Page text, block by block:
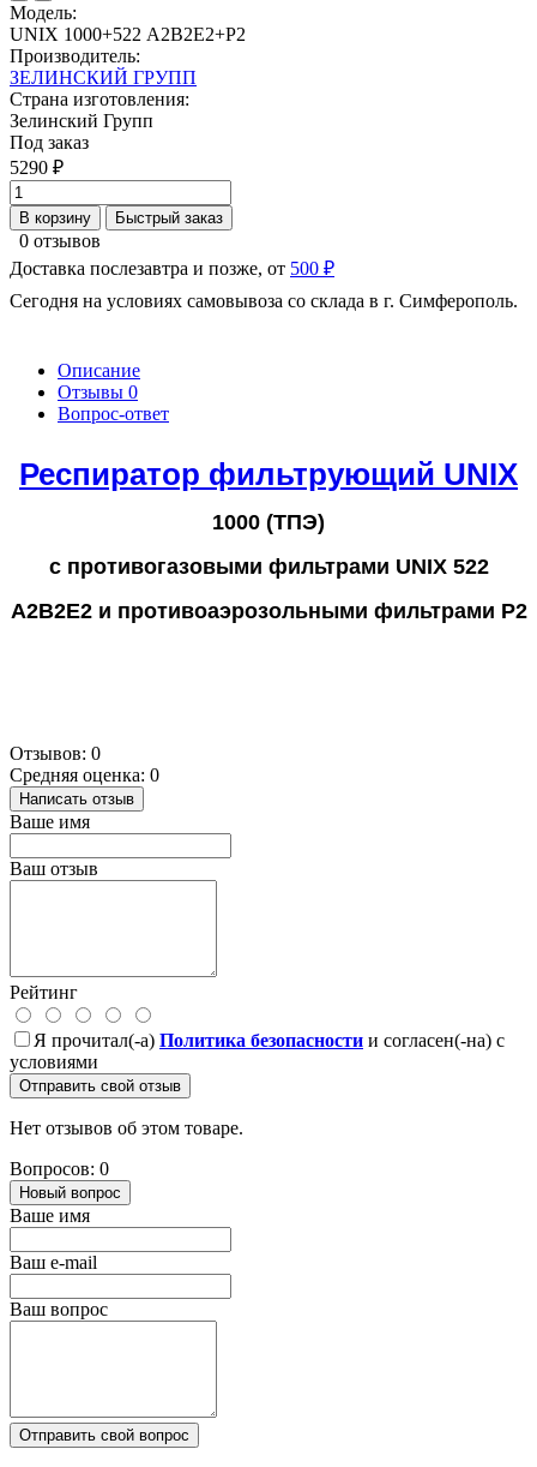
Модель:
UNIX 1000+522 А2В2Е2+P2
Производитель:
ЗЕЛИНСКИЙ ГРУПП
Страна изготовления:
Зелинский Групп
Под заказ
5290 ₽
В корзину Быстрый заказ
0 отзывов
Доставка послезавтра и позже, от 500 ₽
Сегодня на условиях самовывоза со склада в г. Симферополь.
Описание
Отзывы 0
Вопрос-ответ
Респиратор фильтрующий UNIX
1000 (ТПЭ)
с противогазовыми фильтрами UNIX 522
А2В2Е2и противоаэрозольными фильтрами Р2
Отзывов: 0
Средняя оценка: 0
Написать отзыв
Ваше имя
Ваш отзыв
Рейтинг
Я прочитал(-а) Политика безопасности и согласен(-на) с
условиями
Отправить свой отзыв
Нет отзывов об этом товаре.
Вопросов: 0
Новый вопрос
Ваше имя
Ваш e-mail
Ваш вопрос
Отправить свой вопрос